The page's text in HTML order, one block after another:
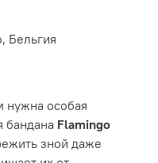
Бельгия
нужна особая
Flamingo
зной даже